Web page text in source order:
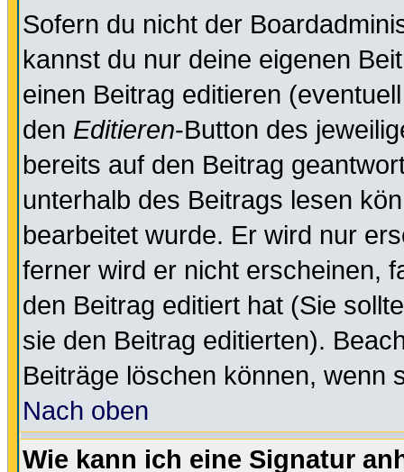
Sofern du nicht der
kannst du nur deine eigenen
einen Beitrag editieren
den Editieren-Button des
bereits auf den Beitrag
unterhalb des Beitrags lesen
bearbeitet wurde. Er wird nur
ferner wird er nicht erscheinen,
den Beitrag editiert hat (Sie
sie den Beitrag editierten).
Beiträge löschen können, wenn
Nach oben
Wie kann ich eine Signatur